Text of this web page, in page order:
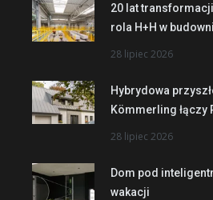
20 lat
rola H+H w
28 lipiec 2026
Hybrydowa
Kömmerling łączy
28 lipiec 2026
Dom pod
wakacji